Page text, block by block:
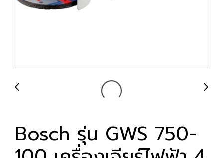
Bosch รุ่น GWS 750-